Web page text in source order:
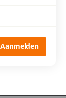
Aanmelden